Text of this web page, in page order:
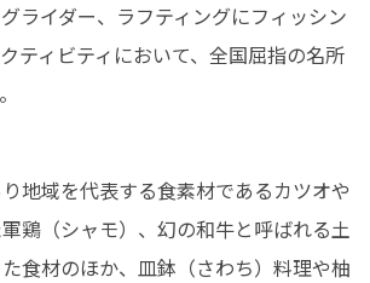
ライダー、ラフティングにフィッシン
ティビティにおいて、全国屈指の名所
地域を代表する食素材であるカツオや
鶏（シャモ）、幻の和牛と呼ばれる土
食材のほか、皿鉢（さわち）料理や柚